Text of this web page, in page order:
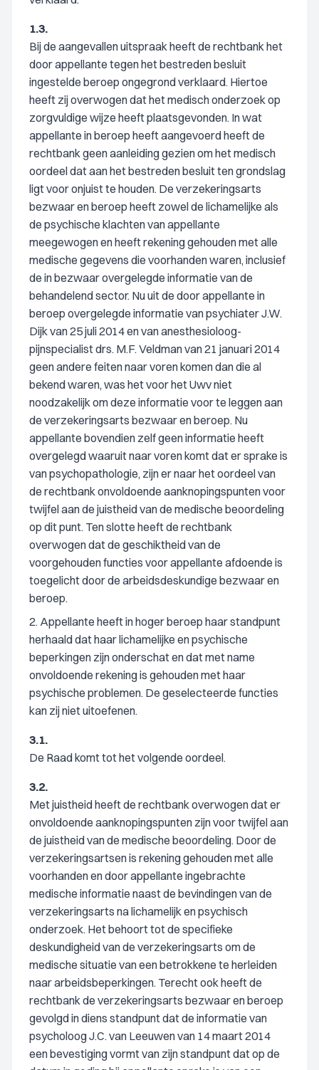
1.3.
Bij de aangevallen uitspraak heeft de rechtbank het
door appellante tegen het bestreden besluit
ingestelde beroep ongegrond verklaard. Hiertoe
heeft zij overwogen dat het medisch onderzoek op
zorgvuldige wijze heeft plaatsgevonden. In wat
appellante in beroep heeft aangevoerd heeft de
rechtbank geen aanleiding gezien om het medisch
oordeel dat aan het bestreden besluit ten grondslag
ligt voor onjuist te houden. De verzekeringsarts
bezwaar en beroep heeft zowel de lichamelijke als
de psychische klachten van appellante
meegewogen en heeft rekening gehouden met alle
medische gegevens die voorhanden waren, inclusief
de in bezwaar overgelegde informatie van de
behandelend sector. Nu uit de door appellante in
beroep overgelegde informatie van psychiater J.W.
Dijk van 25 juli 2014 en van anesthesioloog-
pijnspecialist drs. M.F. Veldman van 21 januari 2014
geen andere feiten naar voren komen dan die al
bekend waren, was het voor het Uwv niet
noodzakelijk om deze informatie voor te leggen aan
de verzekeringsarts bezwaar en beroep. Nu
appellante bovendien zelf geen informatie heeft
overgelegd waaruit naar voren komt dat er sprake is
van psychopathologie, zijn er naar het oordeel van
de rechtbank onvoldoende aanknopingspunten voor
twijfel aan de juistheid van de medische beoordeling
op dit punt. Ten slotte heeft de rechtbank
overwogen dat de geschiktheid van de
voorgehouden functies voor appellante afdoende is
toegelicht door de arbeidsdeskundige bezwaar en
beroep.
2. Appellante heeft in hoger beroep haar standpunt
herhaald dat haar lichamelijke en psychische
beperkingen zijn onderschat en dat met name
onvoldoende rekening is gehouden met haar
psychische problemen. De geselecteerde functies
kan zij niet uitoefenen.
3.1.
De Raad komt tot het volgende oordeel.
3.2.
Met juistheid heeft de rechtbank overwogen dat er
onvoldoende aanknopingspunten zijn voor twijfel aan
de juistheid van de medische beoordeling. Door de
verzekeringsartsen is rekening gehouden met alle
voorhanden en door appellante ingebrachte
medische informatie naast de bevindingen van de
verzekeringsarts na lichamelijk en psychisch
onderzoek. Het behoort tot de specifieke
deskundigheid van de verzekeringsarts om de
medische situatie van een betrokkene te herleiden
naar arbeidsbeperkingen. Terecht ook heeft de
rechtbank de verzekeringsarts bezwaar en beroep
gevolgd in diens standpunt dat de informatie van
psycholoog J.C. van Leeuwen van 14 maart 2014
een bevestiging vormt van zijn standpunt dat op de